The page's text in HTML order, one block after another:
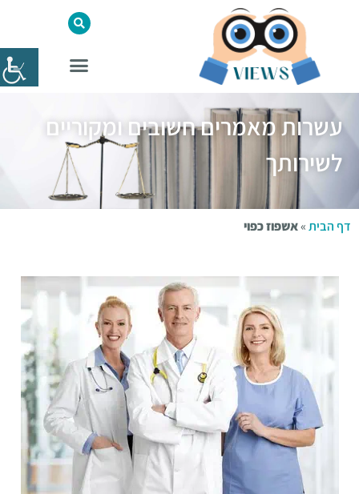
עשרות מאמרים חשובים ומקוריים
לשירותך
דף הבית»אשפוז כפוי